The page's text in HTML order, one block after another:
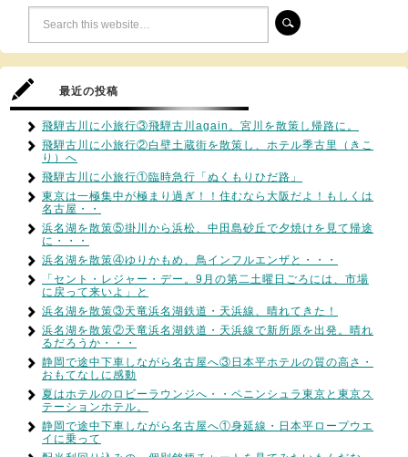
最近の投稿
飛騨古川に小旅行③飛騨古川again。宮川を散策し帰路に。
飛騨古川に小旅行②白壁土蔵街を散策し、ホテル季古里（きこ
り）へ
飛騨古川に小旅行①臨時急行「ぬくもりひだ路」
東京は一極集中が極まり過ぎ！！住むなら大阪だよ！もしくは
名古屋・・
浜名湖を散策⑤掛川から浜松、中田島砂丘で夕焼けを見て帰途
に・・・
浜名湖を散策④ゆりかもめ、鳥インフルエンザと・・・
「セント・レジャー・デー。9月の第二土曜日ごろには、市場
に戻って来いよ」と
浜名湖を散策③天竜浜名湖鉄道・天浜線、晴れてきた！
浜名湖を散策②天竜浜名湖鉄道・天浜線で新所原を出発。晴れ
るだろうか・・・
静岡で途中下車しながら名古屋へ③日本平ホテルの質の高さ・
おもてなしに感動
夏はホテルのロビーラウンジへ・・ペニンシュラ東京と東京ス
テーションホテル。
静岡で途中下車しながら名古屋へ①身延線・日本平ロープウエ
イに乗って